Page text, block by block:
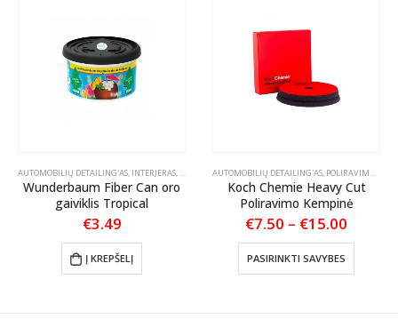
AUTOMOBILIUI
AUTOMOBILIŲ DETAILING'AS, INTERJERAS, KVAPAI AUTOMOBILIUI
Wunderbaum Fiber Can oro
gaiviklis Tropical
€3.49
Į KREPŠELĮ
AUTOMOBILIŲ DETAILING'AS, POLIRAVIMAS
Koch Chemie Heavy Cut
Poliravimo Kempinė
€7.50 – €15.00
€15.00
PASIRINKTI SAVYBES
This product has multiple variants. The options may be chosen on the product page